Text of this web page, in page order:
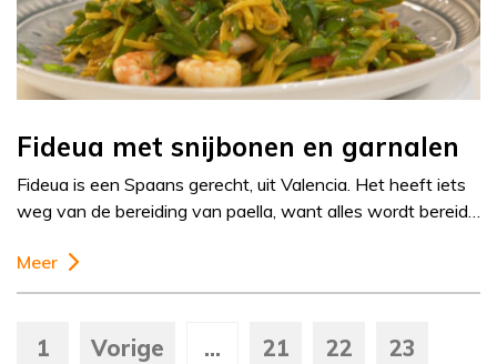
Fideua met snijbonen en garnalen
Fideua is een Spaans gerecht, uit Valencia. Het heeft iets
weg van de bereiding van paella, want alles wordt bereid…
Meer
1 Vorige ... 21 22 23